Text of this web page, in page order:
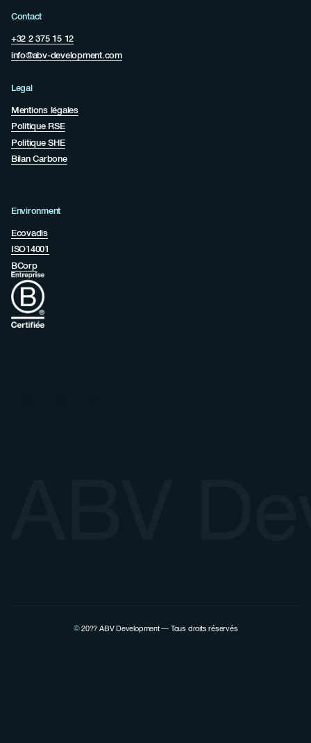
Contact
+32 2 375 15 12
info@abv-development.com
Legal
Mentions légales
Politique RSE
Politique SHE
Bilan Carbone
Environment
Ecovadis
ISO14001
BCorp
© 20?? ABV Development — Tous droits réservés